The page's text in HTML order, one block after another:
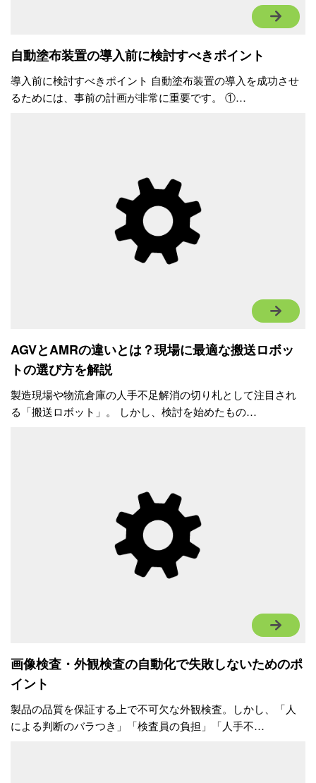
自動塗布装置の導入前に検討すべきポイント
導入前に検討すべきポイント 自動塗布装置の導入を成功させ
るためには、事前の計画が非常に重要です。 ①…
AGVとAMRの違いとは？現場に最適な搬送ロボッ
トの選び方を解説
製造現場や物流倉庫の人手不足解消の切り札として注目され
る「搬送ロボット」。 しかし、検討を始めたもの…
画像検査・外観検査の自動化で失敗しないためのポ
イント
製品の品質を保証する上で不可欠な外観検査。しかし、「人
による判断のバラつき」「検査員の負担」「人手不…